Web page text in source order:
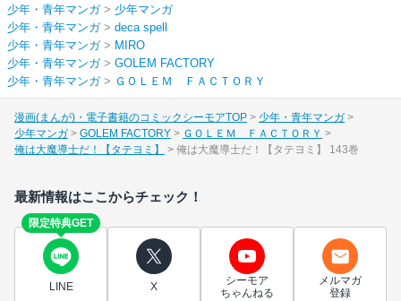
少年・青年マンガ> 少年マンガ
少年・青年マンガ> deca spell
少年・青年マンガ> MIRO
少年・青年マンガ> GOLEM FACTORY
少年・青年マンガ> ＧＯＬＥＭ ＦＡＣＴＯＲＹ
漫画(まんが)・電子書籍のコミックシーモアTOP
少年・青年マンガ
少年マンガ
GOLEM FACTORY
ＧＯＬＥＭ ＦＡＣＴＯＲＹ
俺は大魔導士だ！【タテヨミ】
俺は大魔導士だ！【タテヨミ】 143巻
最新情報はここからチェック！
限定特典GET
LINE X
シーモア
ちゃんねる
メルマガ
登録